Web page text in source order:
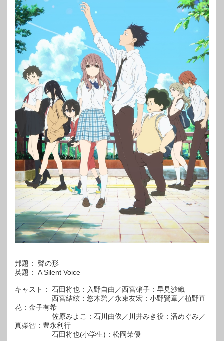
邦題： 聲の形
英題： A Silent Voice
キャスト： 石田将也：入野自由／西宮硝子：早見沙織
西宮結絃：悠木碧／永束友宏：小野賢章／植野直
花：金子有希
佐原みよこ：石川由依／川井みき役：潘めぐみ／
真柴智：豊永利行
石田将也(小学生)：松岡茉優